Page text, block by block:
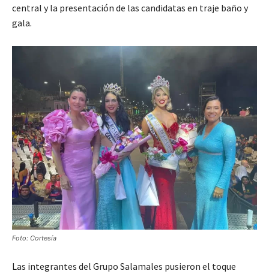
central y la presentación de las candidatas en traje baño y
gala.
Foto: Cortesía
Las integrantes del Grupo Salamales pusieron el toque